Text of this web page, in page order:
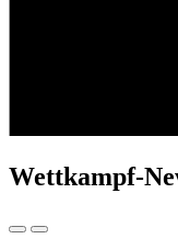
Wettkampf-